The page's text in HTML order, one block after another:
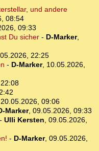
und andere
08:54
09:33
Du sicher- D-Marker,
22:25
- D-Marker, 10.05.2026,
20.05.2026, 09:06
Marker, 09.05.2026, 09:33
Ulli Kersten, 09.05.2026,
- D-Marker, 09.05.2026,